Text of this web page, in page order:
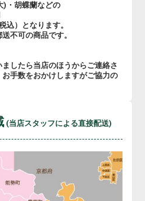
)・胡蝶蘭などの
）となります。
不可の商品です。
したら当店のほうからご連絡さ
手数をおかけしますがご協力の
(当店スタッフによる直接配送)